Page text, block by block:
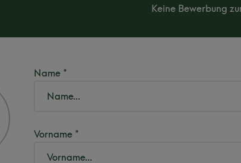
Keine Bewerbung
Name *
Vorname *